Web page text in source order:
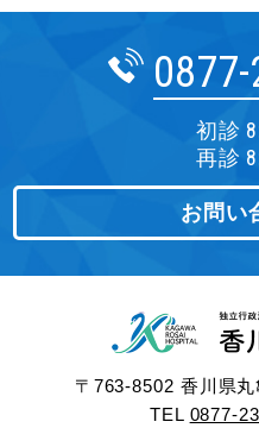
初診
再診
お問い
〒763-8502 香川県
TEL 0877-